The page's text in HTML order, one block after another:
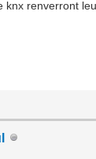
knx renverront